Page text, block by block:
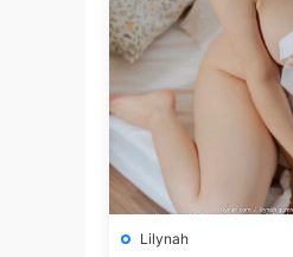
Lilynah